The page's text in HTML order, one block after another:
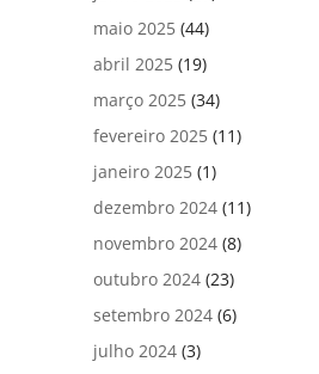
maio 2025 (44)
abril 2025 (19)
março 2025 (34)
fevereiro 2025 (11)
janeiro 2025 (1)
dezembro 2024 (11)
novembro 2024 (8)
outubro 2024 (23)
setembro 2024 (6)
julho 2024 (3)